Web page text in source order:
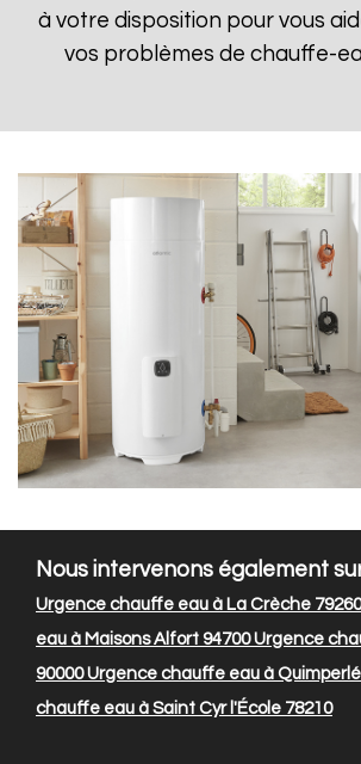
à votre disposition pour vous
vos problèmes de chauffe-
Nous intervenons également
Urgence chauffe eau à La Crèche 79260
eau à Maisons Alfort 94700Urgence
90000Urgence chauffe eau à Quimperlé
chauffe eau à Saint Cyr l'École 78210